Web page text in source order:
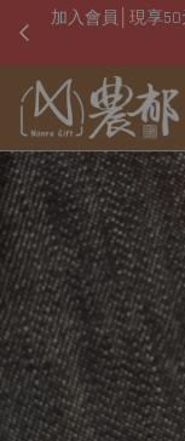
加入會員│現享50